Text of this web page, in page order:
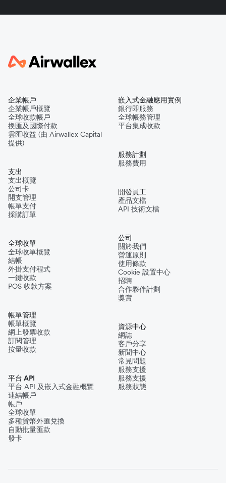
企業帳戶
企業帳戶概覽
全球收款帳戶
換匯及國際付款
雲匯收益 (由 Airwallex Capital
提供)
支出
支出概覽
公司卡
開支管理
帳單支付
採購訂單
全球收單
全球收單概覽
結帳
外掛支付程式
一鍵收款
POS 收款方案
帳單管理
帳單概覽
網上發票收款
訂閱管理
按量收款
平台 API
平台 API 及嵌入式金融概覽
連結帳戶
帳戶
全球收單
多種貨幣外匯兌換
自動批量匯款
發卡
嵌入式金融應用實例
銀行即服務
全球帳務管理
平台集成收款
服務計劃
服務費用
開發員工
產品文檔
API 技術文檔
公司
關於我們
營運原則
使用條款
Cookie 設置中心
招聘
合作夥伴計劃
獎賞
資源中心
網誌
客戶分享
新聞中心
常見問題
服務支援
服務支援
服務狀態